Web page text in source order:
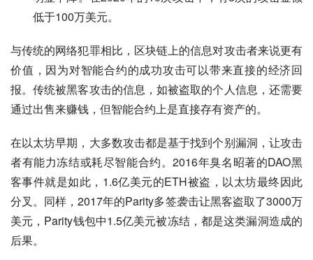
低于100万美元。
与传统的网络犯罪相比，区块链上的信息对攻击者来说更有
价值，因为对智能合约的成功攻击可以带来直接的经济回
报。传统被黑客攻击的信息，如被盗取的个人信息，还需要
通过出售来赚钱，但智能合约上是直接存有资产的。
在以太坊早期，大多数攻击都是基于找到个别漏洞，让攻击
者有能力冻结或耗尽智能合约。2016年臭名昭著的DAO黑
客事件就是如此，1.6亿美元的ETH被盗，以太坊最终因此
分叉。同样，2017年的Parity多签袭击让黑客盗取了3000万
美元，Parity钱包中1.5亿美元被冻结，都是这类漏洞造成的
后果。